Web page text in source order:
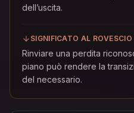
dell’uscita.
SIGNIFICATO AL ROVESCIO
Rinviare una perdita
piano può rendere la
del necessario.